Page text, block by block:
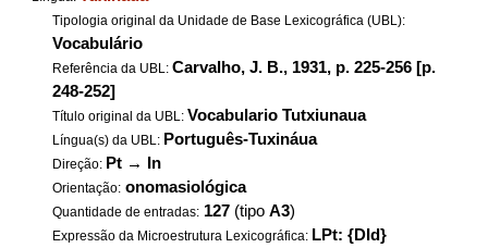
Tipologia original da Unidade de Base Lexicográfica (UBL):
Vocabulário
Referência da UBL:Carvalho, J. B., 1931, p. 225-256 [p.
248-252]
Título original da UBL: Vocabulario Tutxiunaua
Língua(s) da UBL: Português-Tuxináua
Direção: Pt → In
Orientação: onomasiológica
Quantidade de entradas: 127 (tipoA3)
Expressão da Microestrutura Lexicográfica: LPt: {DId}